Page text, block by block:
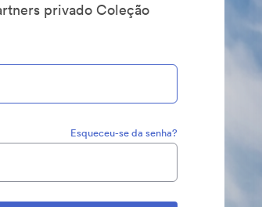
privado Coleção
Esqueceu-se da senha?